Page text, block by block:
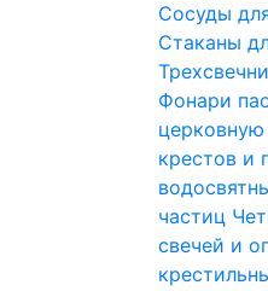
Сосуды
Стаканы
Фонари
церковную
крестов и
частиц
свечей и